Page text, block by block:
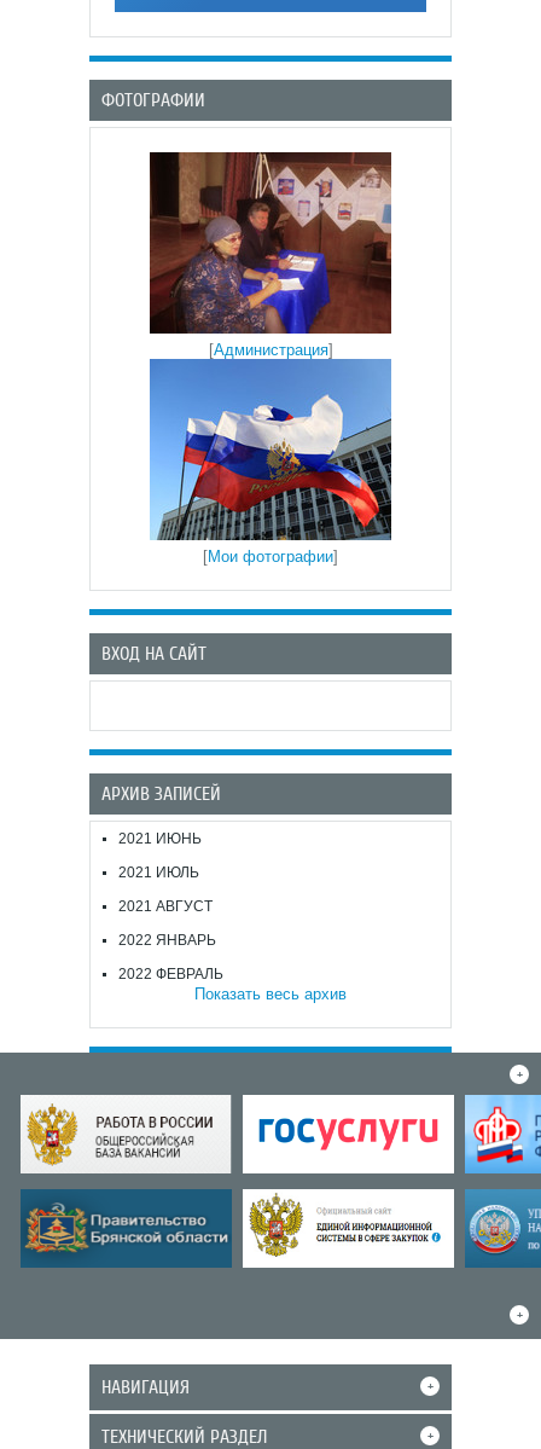
ФОТОГРАФИИ
[Администрация]
[Мои фотографии]
ВХОД НА САЙТ
АРХИВ ЗАПИСЕЙ
2021 ИЮНЬ
2021 ИЮЛЬ
2021 АВГУСТ
2022 ЯНВАРЬ
2022 ФЕВРАЛЬ
Показать весь архив
+
+
НАВИГАЦИЯ +
ТЕХНИЧЕСКИЙ РАЗДЕЛ +